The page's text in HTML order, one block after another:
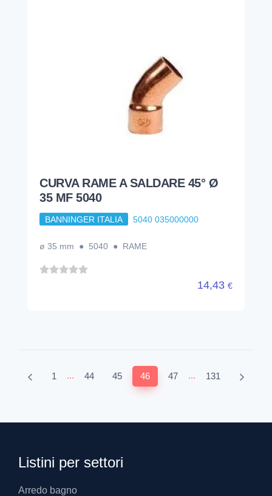
CURVA RAME A SALDARE 45° Ø
35 MF 5040
BANNINGER ITALIA 5040 035000000
ø 35 mm ● 5040 ● RAME
14,43 €
1 ... 44 45 46 47 ... 131
Listini per settori
Arredo bagno